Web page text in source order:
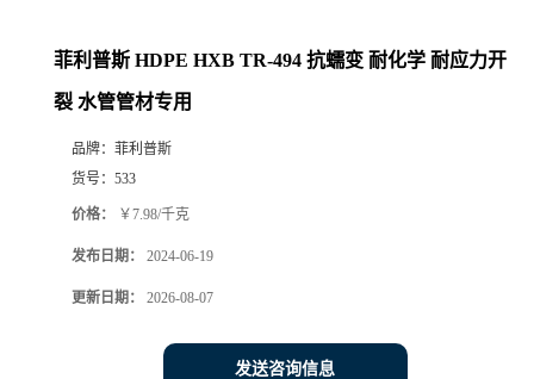
菲利普斯 HDPE HXB TR-494 抗蠕变 耐化学 耐应力开
裂 水管管材专用
品牌： 菲利普斯
货号： 533
价格： ￥7.98/千克
发布日期： 2024-06-19
更新日期： 2026-08-07
发送咨询信息